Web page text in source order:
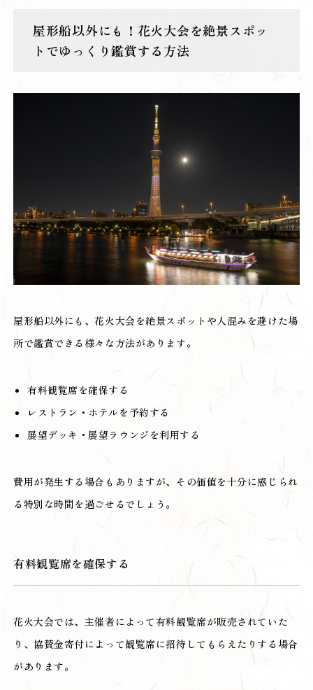
屋形船以外にも！花火大会を絶景スポッ
トでゆっくり鑑賞する方法
屋形船以外にも、花火大会を絶景スポットや人混みを避けた場
所で鑑賞できる様々な方法があります。
有料観覧席を確保する
レストラン・ホテルを予約する
展望デッキ・展望ラウンジを利用する
費用が発生する場合もありますが、その価値を十分に感じられ
る特別な時間を過ごせるでしょう。
有料観覧席を確保する
花火大会では、主催者によって有料観覧席が販売されていた
り、協賛金寄付によって観覧席に招待してもらえたりする場合
があります。